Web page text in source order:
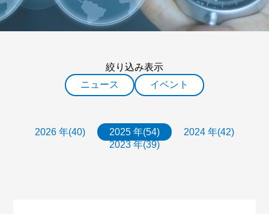
絞り込み表示
ニュース
イベント
2026 年(40) 2025 年(54)
2024 年(42)
2023 年(39)